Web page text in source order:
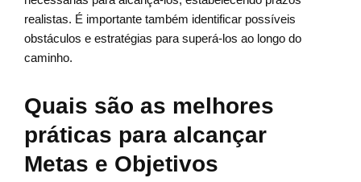
realistas. É importante também identificar possíveis
obstáculos e estratégias para superá-los ao longo do
caminho.
Quais são as melhores
práticas para alcançar
Metas e Objetivos